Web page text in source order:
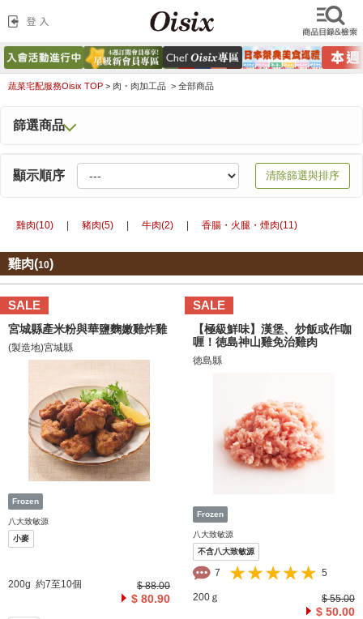
蔬菜宅配服務Oisix TOP > 肉・肉加工品 > 全部商品
篩選商品
顯示順序 清除篩選與排序
雞肉(10) 豬肉(5) 牛肉(2) 香腸・火腿・煙肉(11)
雞肉(10)
SALE
宮城縣產米粉與華鹽麴嫩雞炸雞
(製造地)宮城縣
八大致敏源
小麥
200g 約7至10個 $ 88.00
$ 80.90
SALE
【極級鮮味】漢堡、炒飯或作咖
喱！徳島神山雞免治雞肉
徳島縣
八大致敏源
不含八大致敏源
7 5
200ｇ $ 55.00
$ 50.00